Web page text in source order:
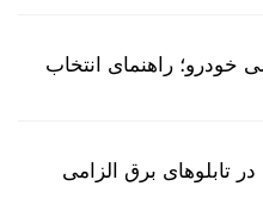
خودرو؛ راهنمای انتخاب
تابلوهای برق الزامی